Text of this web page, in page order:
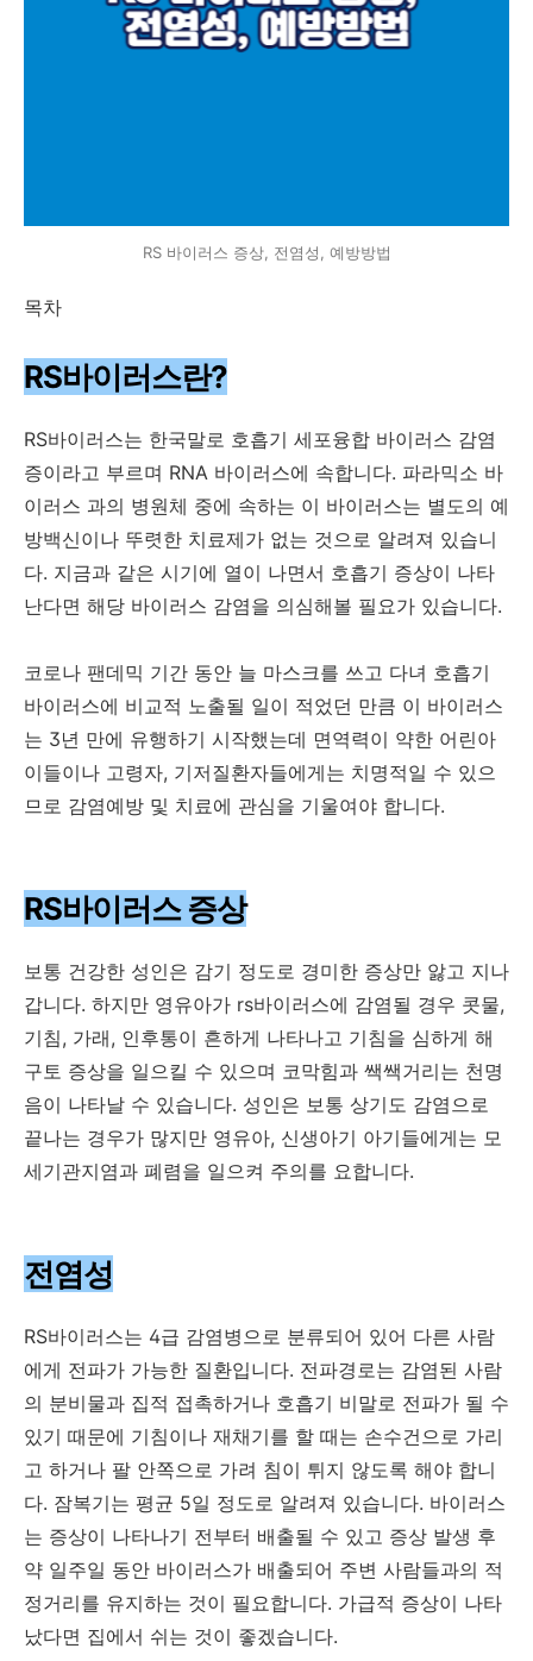
RS 바이러스 증상, 전염성, 예방방법
목차
RS바이러스란?
RS바이러스는 한국말로 호흡기 세포융합 바이러스 감염
증이라고 부르며 RNA 바이러스에 속합니다. 파라믹소 바
이러스 과의 병원체 중에 속하는 이 바이러스는 별도의 예
방백신이나 뚜렷한 치료제가 없는 것으로 알려져 있습니
다. 지금과 같은 시기에 열이 나면서 호흡기 증상이 나타
난다면 해당 바이러스 감염을 의심해볼 필요가 있습니다.
코로나 팬데믹 기간 동안 늘 마스크를 쓰고 다녀 호흡기
바이러스에 비교적 노출될 일이 적었던 만큼 이 바이러스
는 3년 만에 유행하기 시작했는데 면역력이 약한 어린아
이들이나 고령자, 기저질환자들에게는 치명적일 수 있으
므로 감염예방 및 치료에 관심을 기울여야 합니다.
RS바이러스 증상
보통 건강한 성인은 감기 정도로 경미한 증상만 앓고 지나
갑니다. 하지만 영유아가 rs바이러스에 감염될 경우 콧물,
기침, 가래, 인후통이 흔하게 나타나고 기침을 심하게 해
구토 증상을 일으킬 수 있으며 코막힘과 쌕쌕거리는 천명
음이 나타날 수 있습니다. 성인은 보통 상기도 감염으로
끝나는 경우가 많지만 영유아, 신생아기 아기들에게는 모
세기관지염과 폐렴을 일으켜 주의를 요합니다.
전염성
RS바이러스는 4급 감염병으로 분류되어 있어 다른 사람
에게 전파가 가능한 질환입니다. 전파경로는 감염된 사람
의 분비물과 집적 접촉하거나 호흡기 비말로 전파가 될 수
있기 때문에 기침이나 재채기를 할 때는 손수건으로 가리
고 하거나 팔 안쪽으로 가려 침이 튀지 않도록 해야 합니
다. 잠복기는 평균 5일 정도로 알려져 있습니다. 바이러스
는 증상이 나타나기 전부터 배출될 수 있고 증상 발생 후
약 일주일 동안 바이러스가 배출되어 주변 사람들과의 적
정거리를 유지하는 것이 필요합니다. 가급적 증상이 나타
났다면 집에서 쉬는 것이 좋겠습니다.